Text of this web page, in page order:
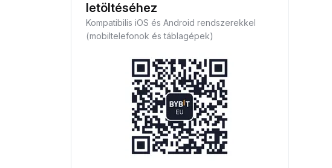
letöltéséhez
Kompatibilis iOS és Android rendszerekkel
(mobiltelefonok és táblagépek)